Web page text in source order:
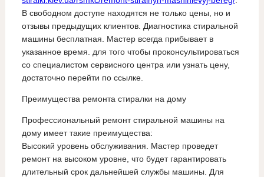
В свободном доступе находятся не только цены, но и
отзывы предыдущих клиентов. Диагностика стиральной
машины бесплатная. Мастер всегда прибывает в
указанное время. для того чтобы проконсультироваться
со специалистом сервисного центра или узнать цену,
достаточно перейти по ссылке.
Преимущества ремонта стиралки на дому
Профессиональный ремонт стиральной машины на
дому имеет такие преимущества:
Высокий уровень обслуживания. Мастер проведет
ремонт на высоком уровне, что будет гарантировать
длительный срок дальнейшей службы машины. Для